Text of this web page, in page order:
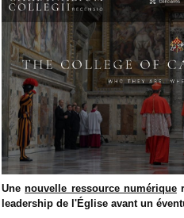
Unenouvelle ressource numérique
leadership de l'Église avant un